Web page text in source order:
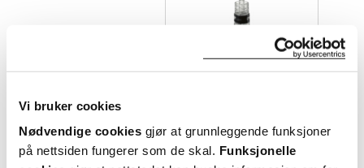
Vi bruker cookies
Nødvendige cookies gjør at grunnleggende funksjoner
på nettsiden fungerer som de skal. Funksjonelle
B. Braun B. Braun